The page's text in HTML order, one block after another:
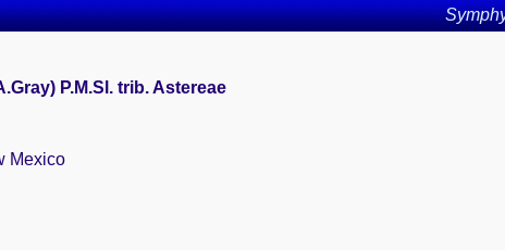
P.M.Sl. trib. Astereae
Mexico